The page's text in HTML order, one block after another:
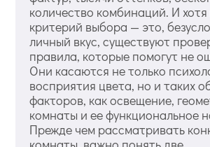
количество комбинаций. И
критерий выбора — это,
личный вкус, существуют
правила, которые помогут не
Они касаются не только
восприятия цвета, но и таких
факторов, как освещение,
комнаты и ее функциональное
Прежде чем рассматривать